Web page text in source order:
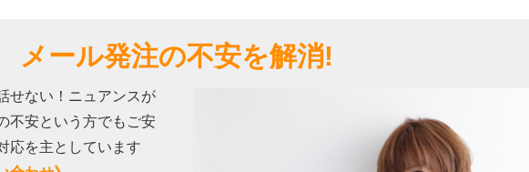
メール発注の不安を解消!
せない！ニュアンスが
不安という方でもご安
応を主としています